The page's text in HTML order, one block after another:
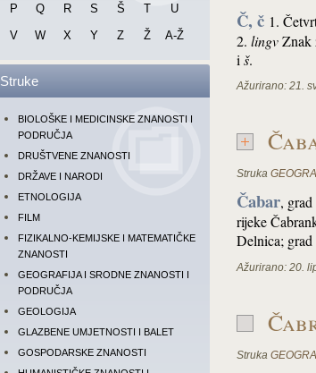
P
Q R S Š T
U
V
W X Y Z Ž A-Ž
Struke
BIOLOŠKE I MEDICINSKE ZNANOSTI I
PODRUČJA
DRUŠTVENE ZNANOSTI
DRŽAVE I NARODI
ETNOLOGIJA
FILM
FIZIKALNO-KEMIJSKE I MATEMATIČKE
ZNANOSTI
GEOGRAFIJA I SRODNE ZNANOSTI I
PODRUČJA
GEOLOGIJA
GLAZBENE UMJETNOSTI I BALET
GOSPODARSKE ZNANOSTI
Č, č 1.
2. lingvZnak
i š.
Ažurirano: 21.
Struka
Čabar,
rijeke
Delnica;
Ažurirano: 20.
Struka